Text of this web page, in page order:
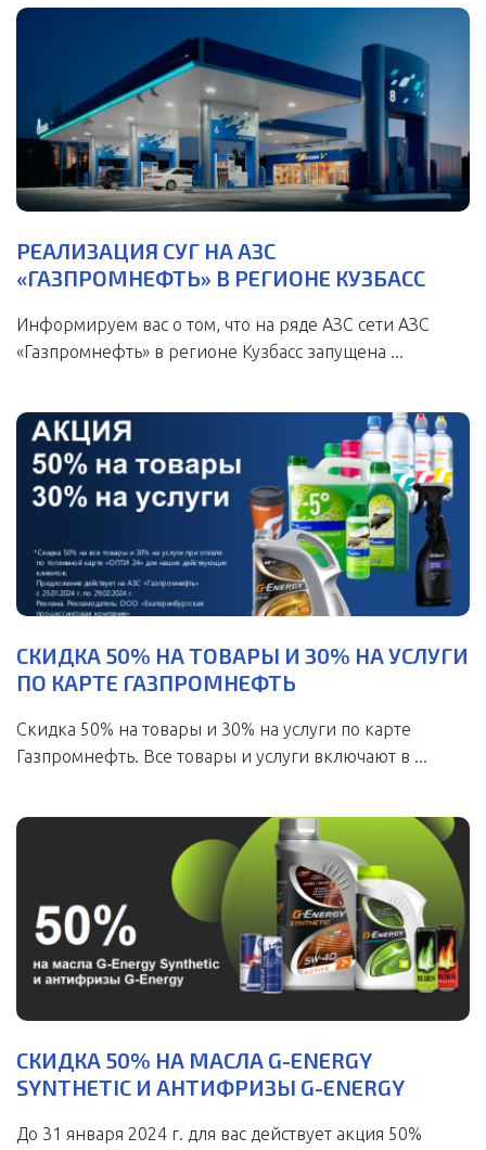
РЕАЛИЗАЦИЯ СУГ НА АЗС
«ГАЗПРОМНЕФТЬ» В РЕГИОНЕ КУЗБАСС
Информируем вас о том, что на ряде АЗС сети АЗС
«Газпромнефть» в регионе Кузбасс запущена ...
СКИДКА 50% НА ТОВАРЫ И 30% НА УСЛУГИ
ПО КАРТЕ ГАЗПРОМНЕФТЬ
Скидка 50% на товары и 30% на услуги по карте
Газпромнефть. Все товары и услуги включают в ...
СКИДКА 50% НА МАСЛА G-ENERGY
SYNTHETIC И АНТИФРИЗЫ G-ENERGY
До 31 января 2024 г. для вас действует акция 50%